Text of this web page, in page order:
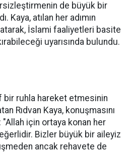
de büyük bir
Kaya, atılan her adımın
İslami faaliyetleri basite
uyarısında bulundu.
bir ruhla hareket etmesinin
Rıdvan Kaya, konuşmasını
için ortaya konan her
Bizler büyük bir aileyiz
ancak rehavete de